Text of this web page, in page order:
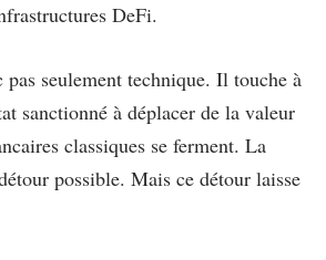
DeFi.
pas seulement technique. Il touche à
sanctionné à déplacer de la valeur
classiques se ferment. La
possible. Mais ce détour laisse